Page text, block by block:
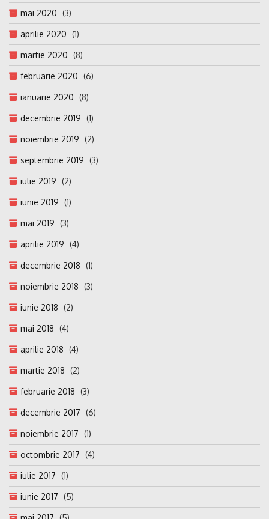
mai 2020 (3)
aprilie 2020 (1)
martie 2020 (8)
februarie 2020 (6)
ianuarie 2020 (8)
decembrie 2019 (1)
noiembrie 2019 (2)
septembrie 2019 (3)
iulie 2019 (2)
iunie 2019 (1)
mai 2019 (3)
aprilie 2019 (4)
decembrie 2018 (1)
noiembrie 2018 (3)
iunie 2018 (2)
mai 2018 (4)
aprilie 2018 (4)
martie 2018 (2)
februarie 2018 (3)
decembrie 2017 (6)
noiembrie 2017 (1)
octombrie 2017 (4)
iulie 2017 (1)
iunie 2017 (5)